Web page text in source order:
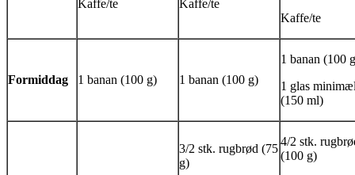
Kaffe/te
Kaffe/te
Kaffe/te
Formiddag 1 banan (100 g) 1 banan (100 g)
1 banan (100
1 glas
(150 ml)
3/2 stk. rugbrød (75
g)
4/2 stk.
(100 g)